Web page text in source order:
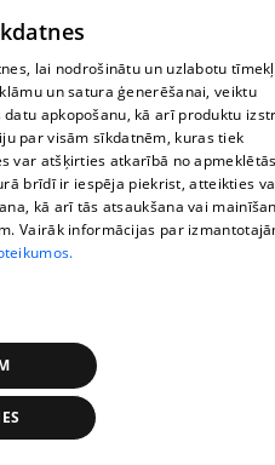
māca tētim lietot
lai nodrošinātu un uzlabotu
un satura ģenerēšanai, veiktu
apkopošanu, kā arī produktu
par visām sīkdatnēm, kuras tiek
var atšķirties atkarībā no
brīdī ir iespēja piekrist, atteikties
kā arī tās atsaukšana vai
Vairāk informācijas par